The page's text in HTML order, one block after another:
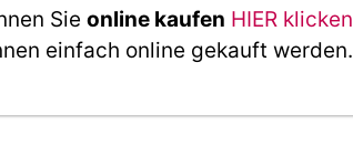
Sie online kaufen HIER klicken
einfach online gekauft werden.